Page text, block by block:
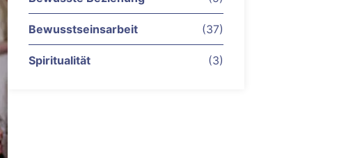
Bewusstseinsarbeit (37)
Spiritualität (3)